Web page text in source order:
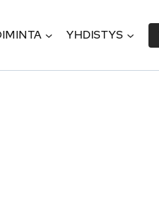
YHDISTYS